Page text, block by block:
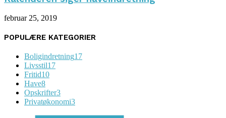
februar 25, 2019
POPULÆRE KATEGORIER
Boligindretning17
Livsstil17
Fritid10
Have8
Opskrifter3
Privatøkonomi3